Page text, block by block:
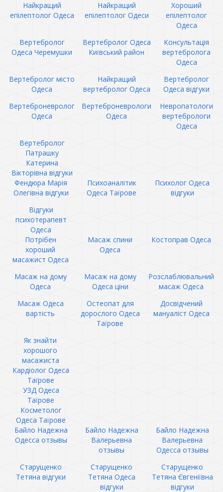
Найкращий
епілептолог Одеса
Найкращий
епілептолог Одеси
Хороший
епілептолог
Одеса
Вертебролог
Одеса Черемушки
Вертебролог Одеса
Київський район
Консультація
вертебролога
Одеса
Вертебролог місто
Одеса
Найкращий
вертебролог Одеса
Вертебролог
Одеса відгуки
Вертеброневролог
Одеса
Вертеброневрологи
Одеса
Невропатологи
вертебрологи
Одеса
Вертебролог
Патрашку
Катерина
Вікторівна відгуки
Фендюра Марія
Олегівна відгуки
Психоаналітик
Одеса Таїрове
Психолог Одеса
відгуки
Відгуки
психотерапевт
Одеса
Потрібен
хороший
масажист Одеса
Масаж спини
Одеса
Костоправ Одеса
Масаж на дому
Одеса
Масаж на дому
Одеса ціни
Розслаблювальний
масаж Одеса
Масаж Одеса
вартість
Остеопат для
дорослого Одеса
Таїрове
Досвідчений
мануаліст Одеса
Як знайти
хорошого
масажиста
Кардіолог Одеса
Таїрове
УЗД Одеса
Таїрове
Косметолог
Одеса Таїрове
Байло Надежна
Одесса отзывы
Байло Надежна
Валерьевна
отзывы
Байло Надежна
Валерьевна
Одесса отзывы
Старущенко
Тетяна відгуки
Старущенко
Тетяна Одеса
відгуки
Старущенко
Тетяна Євгеніївна
відгуки